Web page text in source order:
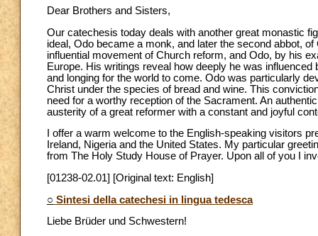
Dear Brothers and Sisters,
Our catechesis today deals with another great monastic
ideal, Odo became a monk, and later the second abbot,
influential movement of Church reform, and Odo, by his
Europe. His writings reveal how deeply he was
and longing for the world to come. Odo was particularly
Christ under the species of bread and wine. This
need for a worthy reception of the Sacrament. An
austerity of a great reformer with a constant and joyful
I offer a warm welcome to the English-speaking visitors
Ireland, Nigeria and the United States. My particular
from The Holy Study House of Prayer. Upon all of you I
[01238-02.01] [Original text: English]
○ Sintesi della catechesi in lingua tedesca
Liebe Brüder und Schwestern!